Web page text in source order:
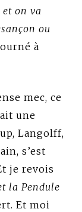
on va
ou
à
mec, ce
une
Langolff,
s’est
je revois
la Pendule
Et moi